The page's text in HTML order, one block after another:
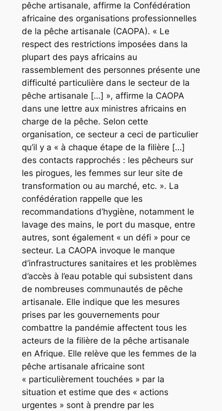
pêche artisanale, affirme la Confédération
africaine des organisations professionnelles
de la pêche artisanale (CAOPA). « Le
respect des restrictions imposées dans la
plupart des pays africains au
rassemblement des personnes présente une
difficulté particulière dans le secteur de la
pêche artisanale […] », affirme la CAOPA
dans une lettre aux ministres africains en
charge de la pêche. Selon cette
organisation, ce secteur a ceci de particulier
qu’il y a « à chaque étape de la filière […]
des contacts rapprochés : les pêcheurs sur
les pirogues, les femmes sur leur site de
transformation ou au marché, etc. ». La
confédération rappelle que les
recommandations d’hygiène, notamment le
lavage des mains, le port du masque, entre
autres, sont également « un défi » pour ce
secteur. La CAOPA invoque le manque
d’infrastructures sanitaires et les problèmes
d’accès à l’eau potable qui subsistent dans
de nombreuses communautés de pêche
artisanale. Elle indique que les mesures
prises par les gouvernements pour
combattre la pandémie affectent tous les
acteurs de la filière de la pêche artisanale
en Afrique. Elle relève que les femmes de la
pêche artisanale africaine sont
« particulièrement touchées » par la
situation et estime que des « actions
urgentes » sont à prendre par les